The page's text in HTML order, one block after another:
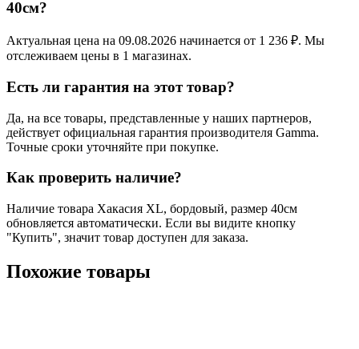
40см?
Актуальная цена на 09.08.2026 начинается от 1 236 ₽. Мы
отслеживаем цены в 1 магазинах.
Есть ли гарантия на этот товар?
Да, на все товары, представленные у наших партнеров,
действует официальная гарантия производителя Gamma.
Точные сроки уточняйте при покупке.
Как проверить наличие?
Наличие товара Хакасия XL, бордовый, размер 40см
обновляется автоматически. Если вы видите кнопку
"Купить", значит товар доступен для заказа.
Похожие товары